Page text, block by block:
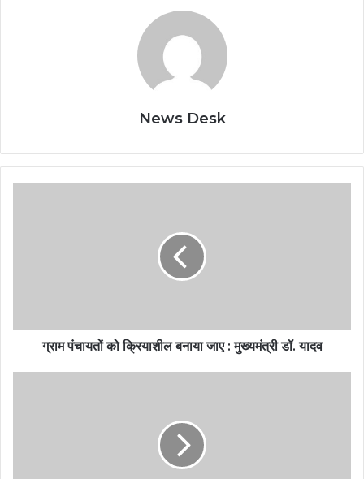
News Desk
ग्राम पंचायतों को क्रियाशील बनाया जाए : मुख्यमंत्री डॉ. यादव